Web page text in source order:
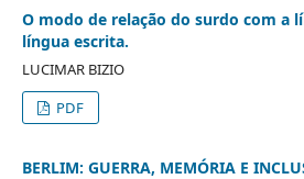
O modo de relação do surdo com a
língua escrita.
LUCIMAR BIZIO
PDF
BERLIM: GUERRA, MEMÓRIA E